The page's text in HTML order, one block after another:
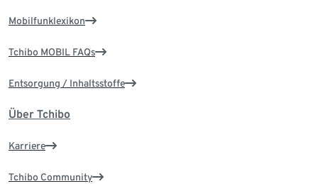
Mobilfunklexikon
Tchibo MOBIL FAQs
Entsorgung / Inhaltsstoffe
Über Tchibo
Karriere
Tchibo Community